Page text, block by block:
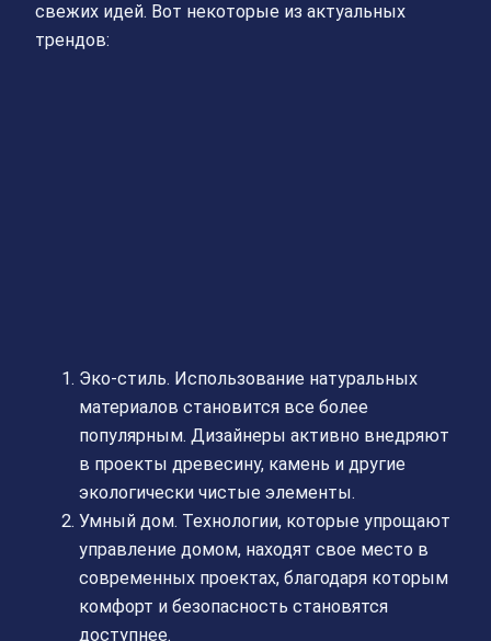
свежих идей. Вот некоторые из актуальных
трендов:
Эко-стиль. Использование натуральных
материалов становится все более
популярным. Дизайнеры активно внедряют
в проекты древесину, камень и другие
экологически чистые элементы.
Умный дом. Технологии, которые упрощают
управление домом, находят свое место в
современных проектах, благодаря которым
комфорт и безопасность становятся
доступнее.